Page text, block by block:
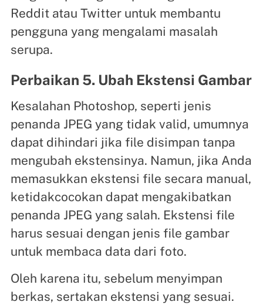
Reddit atau Twitter untuk membantu
pengguna yang mengalami masalah
serupa.
Perbaikan 5. Ubah Ekstensi Gambar
Kesalahan Photoshop, seperti jenis
penanda JPEG yang tidak valid, umumnya
dapat dihindari jika file disimpan tanpa
mengubah ekstensinya. Namun, jika Anda
memasukkan ekstensi file secara manual,
ketidakcocokan dapat mengakibatkan
penanda JPEG yang salah. Ekstensi file
harus sesuai dengan jenis file gambar
untuk membaca data dari foto.
Oleh karena itu, sebelum menyimpan
berkas, sertakan ekstensi yang sesuai.